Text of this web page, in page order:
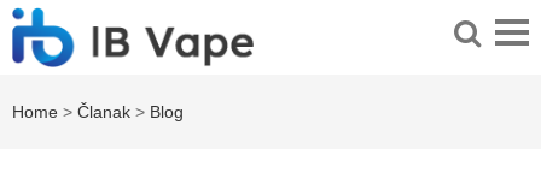
Home > Članak > Blog